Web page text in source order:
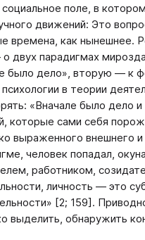
поле, в
движений: Это
времена, как нынешнее.
двух парадигмах
было дело», вторую — к
в теории
«Вначале было дело
которые сами себя
выраженного внешнего
человек попадал,
работником,
личность — это
[2; 159].
выделить, обнаружить